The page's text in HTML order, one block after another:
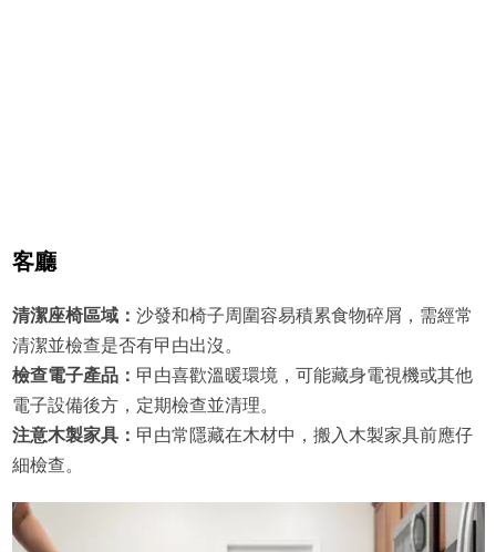
客廳
清潔座椅區域： 沙發和椅子周圍容易積累食物碎屑，需經常
清潔並檢查是否有曱甴出沒。
檢查電子產品： 曱甴喜歡溫暖環境，可能藏身電視機或其他
電子設備後方，定期檢查並清理。
注意木製家具： 曱甴常隱藏在木材中，搬入木製家具前應仔
細檢查。